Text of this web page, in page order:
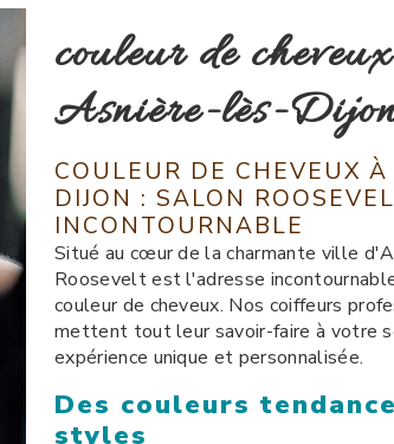
couleur de
Asnière-lès-
COULEUR DE CHEVEUX
DIJON : SALON
INCONTOURNABLE
Situé au cœur de la charmante ville
Roosevelt est l'adresse
couleur de cheveux. Nos coiffeurs
mettent tout leur savoir-faire à votre
expérience unique et personnalisée.
Des couleurs
styles